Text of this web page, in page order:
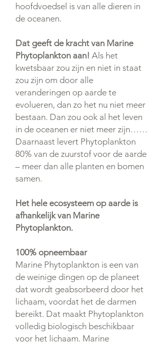
hoofdvoedsel is van alle dieren in
de oceanen.
Dat geeft de kracht van Marine
Phytoplankton aan! Als het
kwetsbaar zou zijn en niet in staat
zou zijn om door alle
veranderingen op aarde te
evolueren, dan zo het nu niet meer
bestaan. Dan zou ook al het leven
in de oceanen er niet meer zijn……
Daarnaast levert Phytoplankton
80% van de zuurstof voor de aarde
– meer dan alle planten en bomen
samen.
Het hele ecosysteem op aarde is
afhankelijk van Marine
Phytoplankton.
100% opneembaar
Marine Phytoplankton is een van
de weinige dingen op de planeet
dat wordt geabsorbeerd door het
lichaam, voordat het de darmen
bereikt. Dat maakt Phytoplankton
volledig biologisch beschikbaar
voor het lichaam. Marine